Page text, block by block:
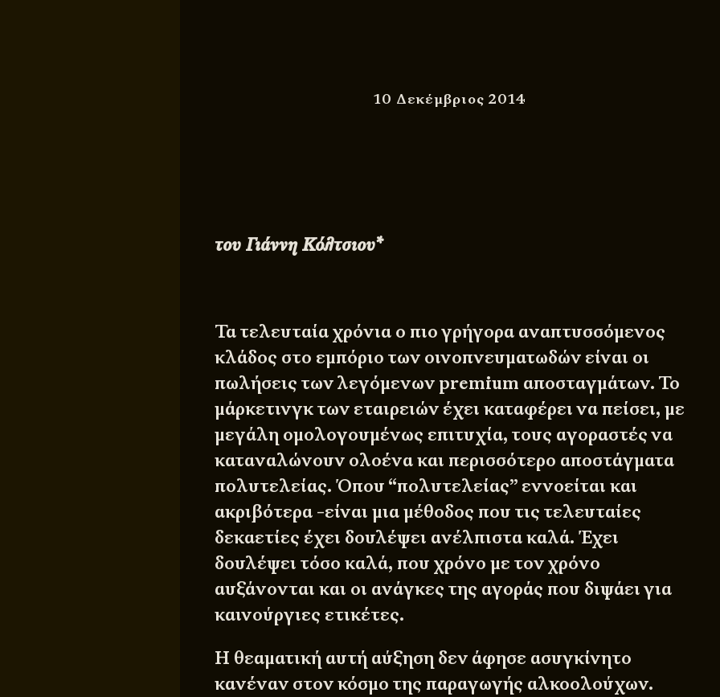
10 Δεκέμβριος 2014
του Γιάννη Κόλτσιου*
Τα τελευταία χρόνια ο πιο γρήγορα αναπτυσσόμενος
κλάδος στο εμπόριο των οινοπνευματωδών είναι οι
πωλήσεις των λεγόμενων premium αποσταγμάτων. Το
μάρκετινγκ των εταιρειών έχει καταφέρει να πείσει, με
μεγάλη ομολογουμένως επιτυχία, τους αγοραστές να
καταναλώνουν ολοένα και περισσότερο αποστάγματα
πολυτελείας. Όπου “πολυτελείας” εννοείται και
ακριβότερα -είναι μια μέθοδος που τις τελευταίες
δεκαετίες έχει δουλέψει ανέλπιστα καλά. Έχει
δουλέψει τόσο καλά, που χρόνο με τον χρόνο
αυξάνονται και οι ανάγκες της αγοράς που διψάει για
καινούργιες ετικέτες.
Η θεαματική αυτή αύξηση δεν άφησε ασυγκίνητο
κανέναν στον κόσμο της παραγωγής αλκοολούχων.